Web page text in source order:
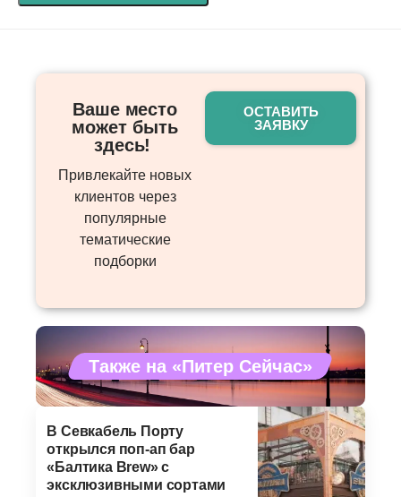
Ваше место
может быть
здесь! ​
Привлекайте новых
клиентов через
популярные
тематические
подборки
ОСТАВИТЬ
ЗАЯВКУ
Также на «Питер Сейчас»
В Севкабель Порту
открылся поп-ап бар
«Балтика Brew» с
эксклюзивными сортами